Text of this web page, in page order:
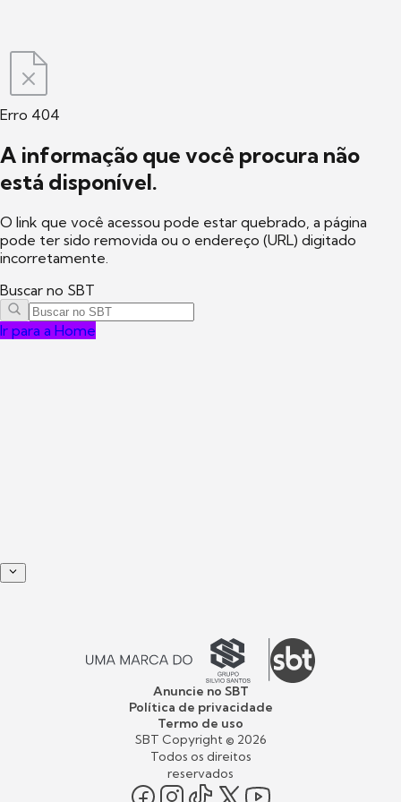
Erro 404
A informação que você procura não
está disponível.
O link que você acessou pode estar quebrado, a página
pode ter sido removida ou o endereço (URL) digitado
incorretamente.
Buscar no SBT
Ir para a Home
Anuncie no SBT
Política de privacidade
Termo de uso
SBT Copyright © 2026
Todos os direitos
reservados